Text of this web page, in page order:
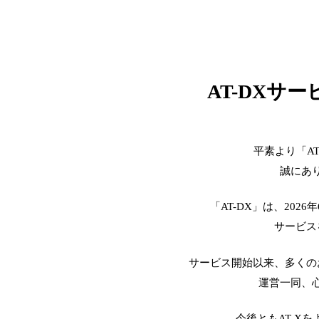
AT-DXサー
平素より「
誠にあ
「AT-DX」は、2026
サービ
サービス開始以来、多く
運営一同、